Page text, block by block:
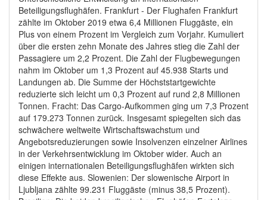
Beteiligungsflughäfen. Frankfurt - Der Flughafen Frankfurt
zählte im Oktober 2019 etwa 6,4 Millionen Fluggäste, ein
Plus von einem Prozent im Vergleich zum Vorjahr. Kumuliert
über die ersten zehn Monate des Jahres stieg die Zahl der
Passagiere um 2,2 Prozent. Die Zahl der Flugbewegungen
nahm im Oktober um 1,3 Prozent auf 45.938 Starts und
Landungen ab. Die Summe der Höchststartgewichte
reduzierte sich leicht um 0,3 Prozent auf rund 2,8 Millionen
Tonnen. Fracht: Das Cargo-Aufkommen ging um 7,3 Prozent
auf 179.273 Tonnen zurück. Insgesamt spiegelten sich das
schwächere weltweite Wirtschaftswachstum und
Angebotsreduzierungen sowie Insolvenzen einzelner Airlines
in der Verkehrsentwicklung im Oktober wider. Auch an
einigen internationalen Beteiligungsflughäfen wirkten sich
diese Effekte aus. Slowenien: Der slowenische Airport in
Ljubljana zählte 99.231 Fluggäste (minus 38,5 Prozent).